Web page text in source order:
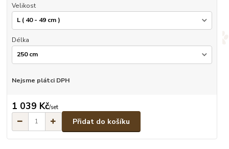
Velikost
Délka
Nejsme plátci DPH
1 039 Kč/set
Přidat do košíku